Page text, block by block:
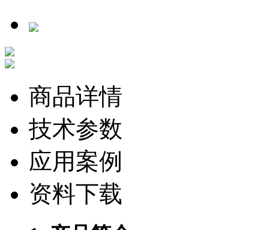
商品详情
技术参数
应用案例
资料下载